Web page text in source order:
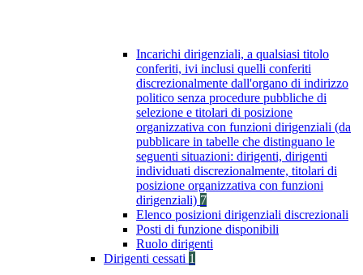
Incarichi dirigenziali, a qualsiasi titolo
conferiti, ivi inclusi quelli conferiti
discrezionalmente dall'organo di indirizzo
politico senza procedure pubbliche di
selezione e titolari di posizione
organizzativa con funzioni dirigenziali (da
pubblicare in tabelle che distinguano le
seguenti situazioni: dirigenti, dirigenti
individuati discrezionalmente, titolari di
posizione organizzativa con funzioni
dirigenziali) 7
Elenco posizioni dirigenziali discrezionali
Posti di funzione disponibili
Ruolo dirigenti
Dirigenti cessati 1